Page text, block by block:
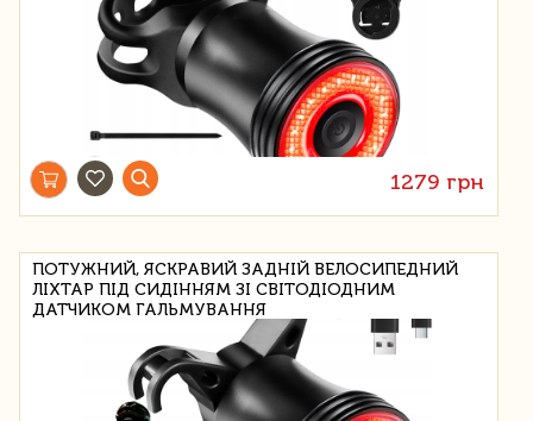
1279 грн
ПОТУЖНИЙ, ЯСКРАВИЙ ЗАДНІЙ ВЕЛОСИПЕДНИЙ
ЛІХТАР ПІД СИДІННЯМ ЗІ СВІТОДІОДНИМ
ДАТЧИКОМ ГАЛЬМУВАННЯ